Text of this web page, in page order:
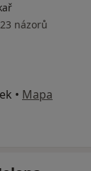
23 názorů
• Mapa